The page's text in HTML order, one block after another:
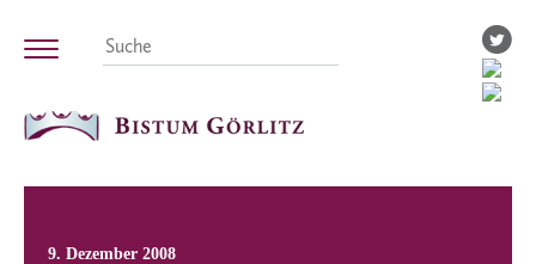
9. Dezember 2008